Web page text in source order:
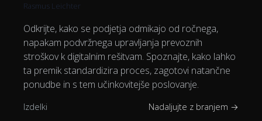
Rasmus Leichter
Odkrijte, kako se podjetja odmikajo od ročnega,
napakam podvržnega upravljanja prevoznih
stroškov k digitalnim rešitvam. Spoznajte, kako lahko
ta premik standardizira proces, zagotovi natančne
ponudbe in s tem učinkovitejše poslovanje.
Izdelki Nadaljujte z branjem →